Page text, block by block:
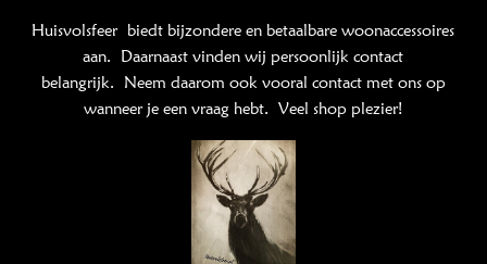
Huisvolsfeer biedt bijzondere en betaalbare woonaccessoires
aan. Daarnaast vinden wij persoonlijk contact
belangrijk. Neem daarom ook vooral contact met ons op
wanneer je een vraag hebt. Veel shop plezier!